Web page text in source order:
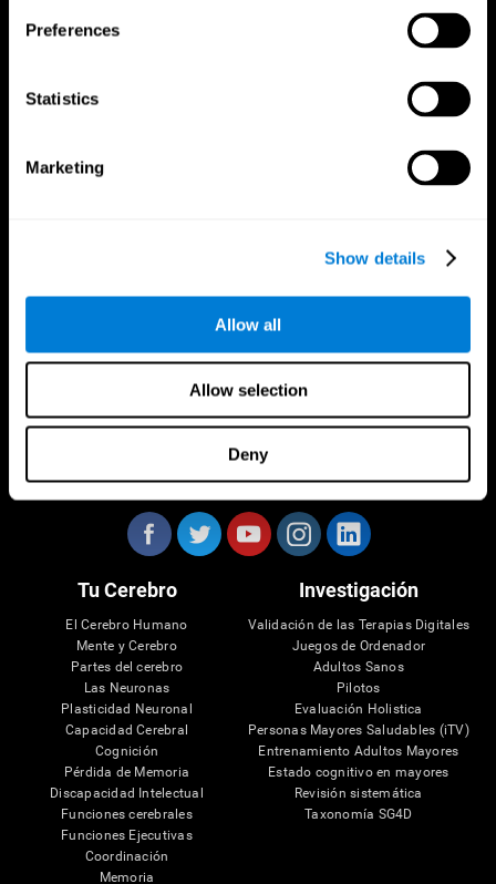
Preferences
Statistics
Marketing
Show details
Allow all
Allow selection
Deny
Síguenos en
Tu Cerebro
El Cerebro Humano
Mente y Cerebro
Partes del cerebro
Las Neuronas
Plasticidad Neuronal
Capacidad Cerebral
Cognición
Pérdida de Memoria
Discapacidad Intelectual
Funciones cerebrales
Funciones Ejecutivas
Coordinación
Memoria
Investigación
Validación de las Terapias Digitales
Juegos de Ordenador
Adultos Sanos
Pilotos
Evaluación Holistica
Personas Mayores Saludables (iTV)
Entrenamiento Adultos Mayores
Estado cognitivo en mayores
Revisión sistemática
Taxonomía SG4D